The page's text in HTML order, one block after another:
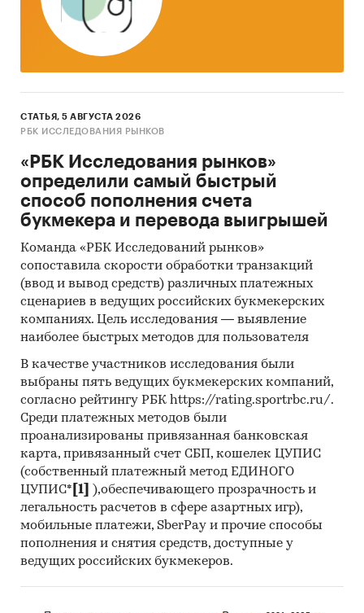
- Инфляции / индексу потребительских цен на
товар/услугу
или наиболее близкие товары/
услуги
- Объему розничных продаж услуг в
фактических и сопоставимых ценах
- Объему розничных продаж
сопоставимых ценах
- Объему розничных продаж
непродовольственных товаров в фактических
и сопоставимых ценах
Изучаемая категория:
В исследовании приведены данные по
категории, в которую суммарно (без
сегментации по видам) входят расходы
населения на химчистку, стирку и окраску
одежды, кроме химчистки, стирки, покраски
домашнего белья и другого домашнего
текстиля.
О компании:
Компания «Экспресс-Обзор» – с 2005 года на
рынке готовых исследований. Исследования,
проведенные специалистами «Экспресс-
Обзор», дают возможность в сжатом виде
получить основную информацию и общее
представление о ситуации на рынке.
Полученные в ходе исследования оценки
СТАТЬЯ, 5 АВГУСТА 2026
РБК ИССЛЕДОВАНИЯ РЫНКОВ
«РБК Исследования рынков»
определили самый быстрый
способ пополнения счета
букмекера и перевода выигрышей
Команда «РБК Исследований рынков»
сопоставила скорости обработки транзакций
(ввод и вывод средств) различных платежных
сценариев в ведущих российских букмекерских
компаниях. Цель исследования — выявление
наиболее быстрых методов для пользователя
В качестве участников исследования были
выбраны пять ведущих букмекерских компаний,
согласно рейтингу РБК https://rating.sportrbc.ru/.
Среди платежных методов были
проанализированы привязанная банковская
карта, привязанный счет СБП, кошелек ЦУПИС
(собственный платежный метод ЕДИНОГО
ЦУПИС* [1]
),обеспечивающего прозрачность и
легальность расчетов в сфере азартных игр),
мобильные платежи, SberPay и прочие способы
пополнения и снятия средств, доступные у
ведущих российских букмекеров.